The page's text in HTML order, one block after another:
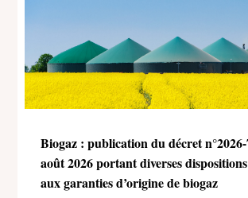
Biogaz : publication du décret
août 2026 portant diverses
aux garanties d’origine de biogaz